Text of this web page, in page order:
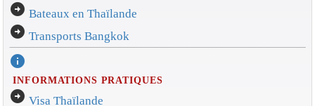
arrow_circle_right Bateaux en Thaïlande
arrow_circle_right Transports Bangkok
info
INFORMATIONS PRATIQUES
arrow_circle_right Visa Thaïlande